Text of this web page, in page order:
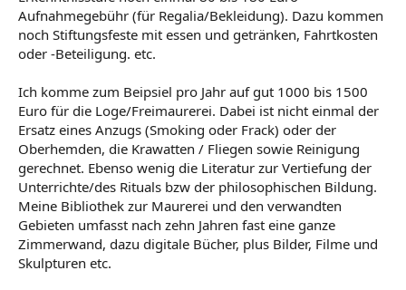
Aufnahmegebühr (für Regalia/Bekleidung). Dazu kommen
noch Stiftungsfeste mit essen und getränken, Fahrtkosten
oder -Beteiligung. etc.
Ich komme zum Beipsiel pro Jahr auf gut 1000 bis 1500
Euro für die Loge/Freimaurerei. Dabei ist nicht einmal der
Ersatz eines Anzugs (Smoking oder Frack) oder der
Oberhemden, die Krawatten / Fliegen sowie Reinigung
gerechnet. Ebenso wenig die Literatur zur Vertiefung der
Unterrichte/des Rituals bzw der philosophischen Bildung.
Meine Bibliothek zur Maurerei und den verwandten
Gebieten umfasst nach zehn Jahren fast eine ganze
Zimmerwand, dazu digitale Bücher, plus Bilder, Filme und
Skulpturen etc.